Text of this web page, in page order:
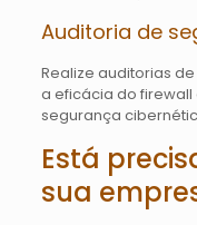
Auditoria de
Realize auditorias
a eficácia do
segurança
Está
sua